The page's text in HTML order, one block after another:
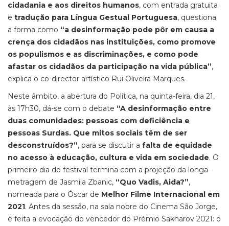
cidadania e aos direitos humanos, com entrada gratuita
e tradução para Língua Gestual Portuguesa, questiona
a forma como “a desinformação pode pôr em causa a
crença dos cidadãos nas instituições, como promove
os populismos e as discriminações, e como pode
afastar os cidadãos da participação na vida pública”,
explica o co-director artístico Rui Oliveira Marques.
Neste âmbito, a abertura do Política, na quinta-feira, dia 21,
às 17h30, dá-se com o debate “A desinformação entre
duas comunidades: pessoas com deficiência e
pessoas Surdas. Que mitos sociais têm de ser
desconstruídos?”, para se discutir a falta de equidade
no acesso à educação, cultura e vida em sociedade. O
primeiro dia do festival termina com a projeção da longa-
metragem de Jasmila Zbanic, “Quo Vadis, Aida?”,
nomeada para o Óscar de Melhor Filme Internacional em
2021. Antes da sessão, na sala nobre do Cinema São Jorge,
é feita a evocação do vencedor do Prémio Sakharov 2021: o